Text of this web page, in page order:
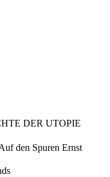
DER UTOPIE
den Spuren Ernst